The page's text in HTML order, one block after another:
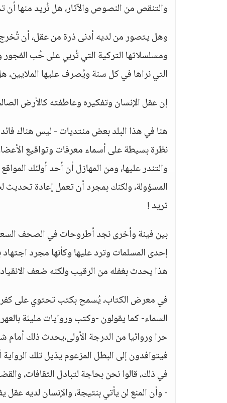
والتنقص من النصوص والآثار، هل نُريد منها أن
وهل يتصور من لديه أدنى ذرة من عقل، أن تُخرج
ومسلسلاتها التركية التي تُربي على حُب الفجور
التي نراها في كل سنة ويُصرف عليها
إن عقل الإنسان وتفكيره وعاطفته كالأرض
هنا في هذا البلد بعض منتديات - ليس هناك
نظرة بسيطة على أسماء معرفات وتواقيع
والتندر عليها، ومن المهازل أن أحد أولئك
المسؤولة، ولكنك بمجرد أن تعمل إعادة
تريد !
بين فينة وأخرى نجد أطروحات في الصحف
إحدى المسلمات وترد عليها وكأنها مجرد
هذا يحدث بغفله من الرقيب ولكنه ضعف
في معرض الكتاب، يُسمح بكتب تحتوي على كفر
السماء- كما يقولون -وكتب وروايات مليئة
حرا وروائيا من الدرجة الأولى،يحدث ذلك
فيتوافدون إلى البطل المزعوم يذيل تلك
في ذلك، قالوا نحن بحاجة لتبادل الثقافات،
- وأن المنع لن يأتي بنتيجة، والإنسان لديه